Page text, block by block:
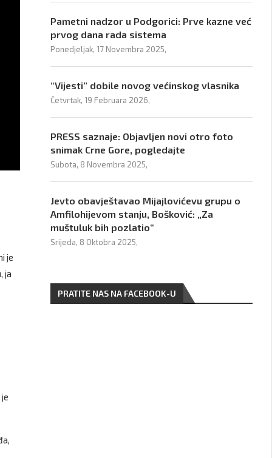
je
ja
Pametni nadzor u Podgorici: Prve kazne već
prvog dana rada sistema
Ponedjeljak, 17 Novembra 2025,
“Vijesti” dobile novog većinskog vlasnika
Četvrtak, 19 Februara 2026,
PRESS saznaje: Objavljen novi otro foto
snimak Crne Gore, pogledajte
Subota, 8 Novembra 2025,
Jevto obavještavao Mijajlovićevu grupu o
Amfilohijevom stanju, Bošković: „Za
muštuluk bih pozlatio“
Srijeda, 8 Oktobra 2025,
PRATITE NAS NA FACEBOOK-U